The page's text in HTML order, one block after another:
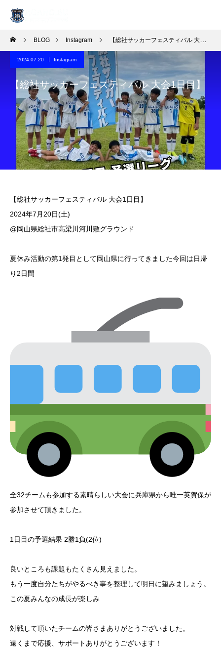
BLOG Instagram 【総社サッカーフェスティバル 大会1日目】
2024.07.20 Instagram
【総社サッカーフェスティバル 大会1日目】
【総社サッカーフェスティバル 大会1日目】
2024年7月20日(土)️
@岡山県総社市高梁川河川敷グラウンド
夏休み活動の第1発目として岡山県に行ってきました今回は日帰
り2日間
全32チームも参加する素晴らしい大会に兵庫県から唯一英賀保が
参加させて頂きました。
1日目の予選結果 2勝1負(2位)
良いところも課題もたくさん見えました。
もう一度自分たちがやるべき事を整理して明日に望みましょう。
この夏みんなの成長が楽しみ
対戦して頂いたチームの皆さまありがとうございました。
遠くまで応援、サポートありがとうございます！